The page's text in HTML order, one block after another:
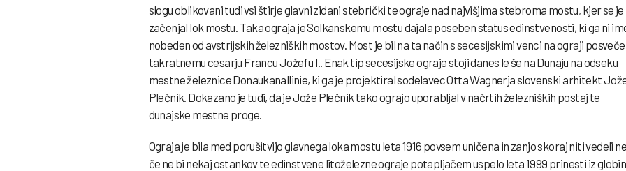
slogu oblikovani tudi vsi štirje glavni zidani stebrički te ograje nad najvišjima stebroma mostu, kjer se je
začenjal lok mostu. Taka ograja je Solkanskemu mostu dajala poseben status edinstvenosti, ki ga ni
nobeden od avstrijskih železniških mostov. Most je bil na ta način s secesijskimi venci na ograji
takratnemu cesarju Francu Jožefu I.. Enak tip secesijske ograje stoji danes le še na Dunaju na odseku
mestne železnice Donaukanallinie, ki ga je projektiral sodelavec Otta Wagnerja slovenski arhitekt
Plečnik. Dokazano je tudi, da je Jože Plečnik tako ograjo uporabljal v načrtih železniških postaj te
dunajske mestne proge.
Ograja je bila med porušitvijo glavnega loka mostu leta 1916 povsem uničena in zanjo skoraj niti vedeli
če ne bi nekaj ostankov te edinstvene litoželezne ograje potapljačem uspelo leta 1999 prinesti iz globin